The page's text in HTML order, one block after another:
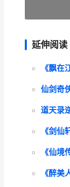
延伸阅读
《飘
仙剑奇
道天录
《剑
《仙
《醉美